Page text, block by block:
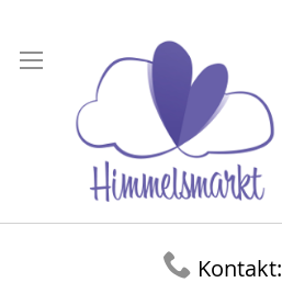
zum
Inhalt
Kontakt: